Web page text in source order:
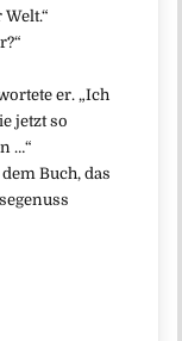
er. „Ich
jetzt so
…“
Buch, das